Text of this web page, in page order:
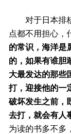
对于日本排核
点都不用担心，
的常识，海洋是
的，如果有谁胆
大最发达的那些
打，迎接他的一
破坏发生之前，
去打，就会有人
为读的书多不多